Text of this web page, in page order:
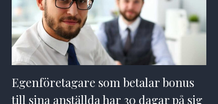
Egenföretagare som betalar bonus
till sina anställda har 30 dagar på sig